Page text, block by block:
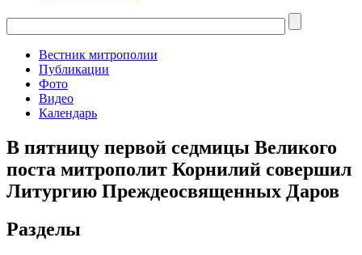
Вестник митрополии
Публикации
Фото
Видео
Календарь
В пятницу первой седмицы Великого
поста митрополит Корнилий совершил
Литургию Преждеосвященных Даров
Разделы